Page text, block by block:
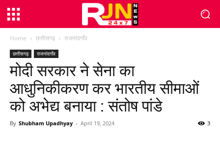
Home छत्तीसगढ़ राजनांदगाँव
छत्तीसगढ़ राजनांदगाँव
मोदी सरकार ने सेना का
आधुनिकीकरण कर भारतीय सीमाओं
को अभेद्य बनाया : संतोष पांडे
By Shubham Upadhyay - April 19, 2024 3